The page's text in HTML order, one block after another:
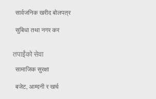
सार्वजनिक खरीद बोलपत्र
सुबिधा तथा नगर कर
तपाईंको सेवा
सामाजिक सुरक्षा
बजेट, आम्दनी र खर्च